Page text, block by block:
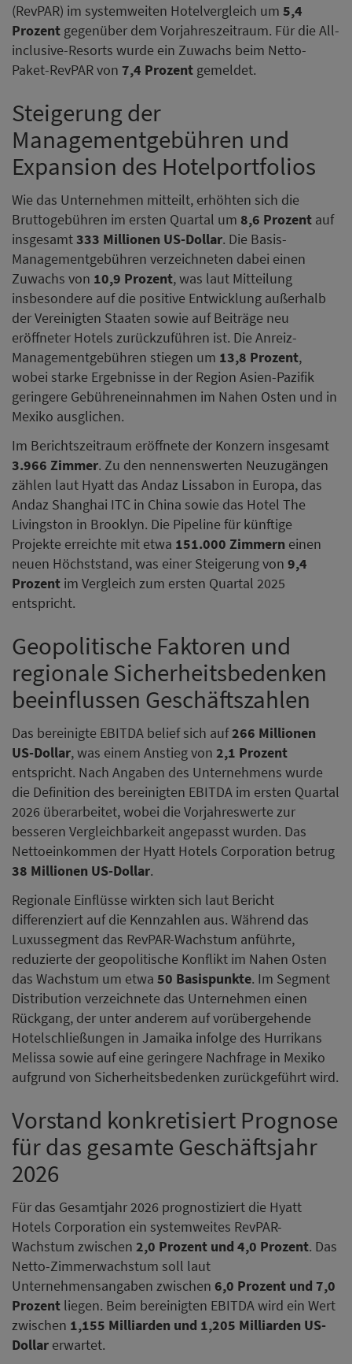
(RevPAR) im systemweiten Hotelvergleich um 5,4
Prozent gegenüber dem Vorjahreszeitraum. Für die All-
inclusive-Resorts wurde ein Zuwachs beim Netto-
Paket-RevPAR von 7,4 Prozent gemeldet.
Steigerung der
Managementgebühren und
Expansion des Hotelportfolios
Wie das Unternehmen mitteilt, erhöhten sich die
Bruttogebühren im ersten Quartal um 8,6 Prozent auf
insgesamt333 Millionen US-Dollar. Die Basis-
Managementgebühren verzeichneten dabei einen
Zuwachs von 10,9 Prozent, was laut Mitteilung
insbesondere auf die positive Entwicklung außerhalb
der Vereinigten Staaten sowie auf Beiträge neu
eröffneter Hotels zurückzuführen ist. Die Anreiz-
Managementgebühren stiegen um 13,8 Prozent,
wobei starke Ergebnisse in der Region Asien-Pazifik
geringere Gebühreneinnahmen im Nahen Osten und in
Mexiko ausglichen.
Im Berichtszeitraum eröffnete der Konzern insgesamt
3.966 Zimmer. Zu den nennenswerten Neuzugängen
zählen laut Hyatt das Andaz Lissabon in Europa, das
Andaz Shanghai ITC in China sowie das Hotel The
Livingston in Brooklyn. Die Pipeline für künftige
Projekte erreichte mit etwa 151.000 Zimmern einen
neuen Höchststand, was einer Steigerung von 9,4
Prozent im Vergleich zum ersten Quartal 2025
entspricht.
Geopolitische Faktoren und
regionale Sicherheitsbedenken
beeinflussen Geschäftszahlen
Das bereinigte EBITDA belief sich auf266 Millionen
US-Dollar, was einem Anstieg von 2,1 Prozent
entspricht. Nach Angaben des Unternehmens wurde
die Definition des bereinigten EBITDA im ersten Quartal
2026 überarbeitet, wobei die Vorjahreswerte zur
besseren Vergleichbarkeit angepasst wurden. Das
Nettoeinkommen der Hyatt Hotels Corporation betrug
38 Millionen US-Dollar.
Regionale Einflüsse wirkten sich laut Bericht
differenziert auf die Kennzahlen aus. Während das
Luxussegment das RevPAR-Wachstum anführte,
reduzierte der geopolitische Konflikt im Nahen Osten
das Wachstum um etwa 50 Basispunkte. Im Segment
Distribution verzeichnete das Unternehmen einen
Rückgang, der unter anderem auf vorübergehende
Hotelschließungen in Jamaika infolge des Hurrikans
Melissa sowie auf eine geringere Nachfrage in Mexiko
aufgrund von Sicherheitsbedenken zurückgeführt wird.
Vorstand konkretisiert Prognose
für das gesamte Geschäftsjahr
2026
Für das Gesamtjahr 2026 prognostiziert die Hyatt
Hotels Corporation ein systemweites RevPAR-
Wachstum zwischen 2,0 Prozent und 4,0 Prozent. Das
Netto-Zimmerwachstum soll laut
Unternehmensangaben zwischen 6,0 Prozent und 7,0
Prozent liegen. Beim bereinigten EBITDA wird ein Wert
zwischen 1,155 Milliarden und 1,205 Milliarden US-
Dollar erwartet.